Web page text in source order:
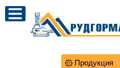
Продукция